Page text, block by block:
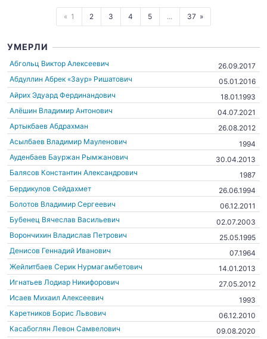
1 2 3 4 5 ... 37
УМЕРЛИ
Абгольц Виктор Алексеевич
26.09.2017
Абдуллин Абрек «Заур» Ришатович
05.01.2016
Айрих Эдуард Фердинандович
18.01.1993
Алёшин Владимир Антонович
04.07.2021
Артыкбаев Абдрахман
26.08.2012
Асылбаев Владимир Мауленович
1994
Ауденбаев Бауржан Рымжанович
30.04.2013
Балясов Константин Александрович
1987
Бердикулов Сейдахмет
26.06.1994
Болотов Владимир Сергеевич
06.12.2011
Бубенец Вячеслав Васильевич
02.07.2003
Ворончихин Владислав Петрович
25.05.1995
Денисов Геннадий Иванович
07.1964
Жейлитбаев Серик Нурмагамбетович
14.01.2013
Игнатьев Лодиар Никифорович
27.05.2012
Исаев Михаил Алексеевич
1993
Каретников Борис Львович
06.12.2010
Касабоглян Левон Самвелович
09.08.2020